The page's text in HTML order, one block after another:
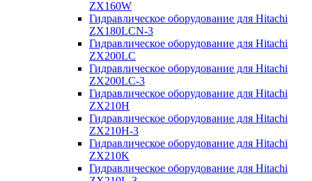
ZX160W
Гидравлическое оборудование для Hitachi
ZX180LCN-3
Гидравлическое оборудование для Hitachi
ZX200LC
Гидравлическое оборудование для Hitachi
ZX200LC-3
Гидравлическое оборудование для Hitachi
ZX210H
Гидравлическое оборудование для Hitachi
ZX210H-3
Гидравлическое оборудование для Hitachi
ZX210K
Гидравлическое оборудование для Hitachi